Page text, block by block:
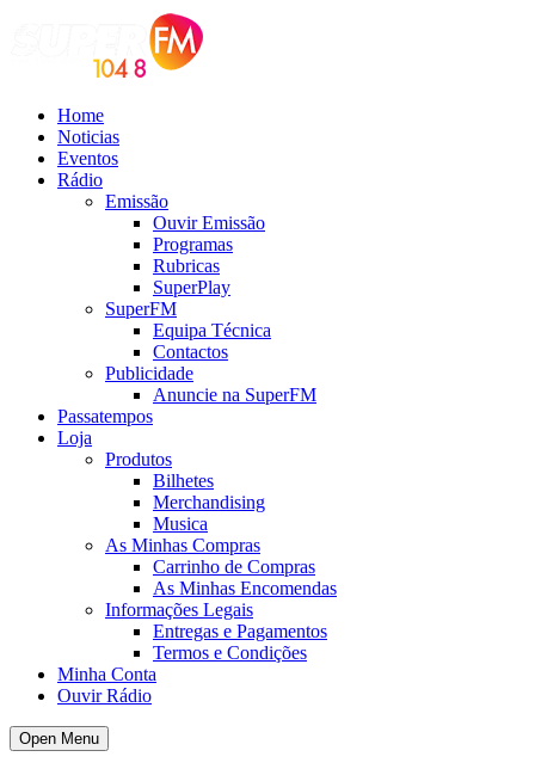
Home
Noticias
Eventos
Rádio
Emissão
Ouvir Emissão
Programas
Rubricas
SuperPlay
SuperFM
Equipa Técnica
Contactos
Publicidade
Anuncie na SuperFM
Passatempos
Loja
Produtos
Bilhetes
Merchandising
Musica
As Minhas Compras
Carrinho de Compras
As Minhas Encomendas
Informações Legais
Entregas e Pagamentos
Termos e Condições
Minha Conta
Ouvir Rádio
Open Menu